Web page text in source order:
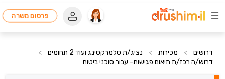
פרסום משרה
דרושים > מכירות > נציג/ת טלמרקטינג ועוד 2 תחומים
>
דרוש/ה רכז/ת תיאום פגישות- עבור סוכני ביטוח